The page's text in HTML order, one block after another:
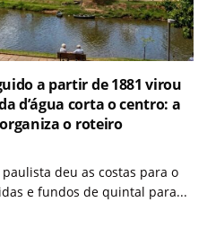
a partir de 1881 virou
d’água corta o centro: a
o roteiro
deu as costas para o
e fundos de quintal para...